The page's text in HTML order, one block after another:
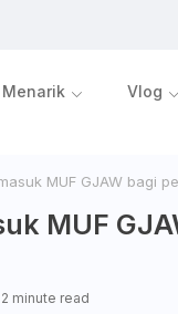
Menarik Vlog
MUF GJAW bagi
MUF
2 minute read